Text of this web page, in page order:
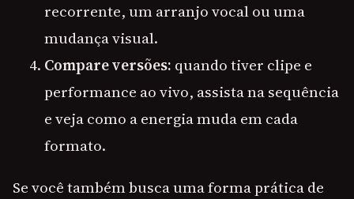
recorrente, um arranjo vocal ou uma
mudança visual.
Compare versões: quando tiver clipe e
performance ao vivo, assista na sequência
e veja como a energia muda em cada
formato.
Se você também busca uma forma prática de